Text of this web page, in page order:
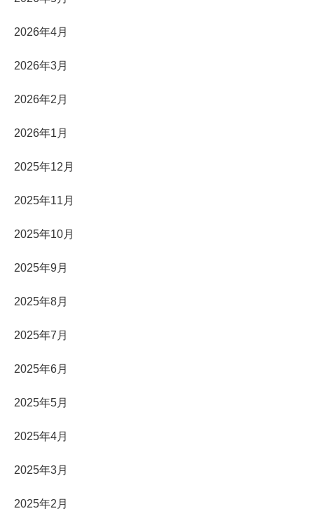
2026年4月
2026年3月
2026年2月
2026年1月
2025年12月
2025年11月
2025年10月
2025年9月
2025年8月
2025年7月
2025年6月
2025年5月
2025年4月
2025年3月
2025年2月